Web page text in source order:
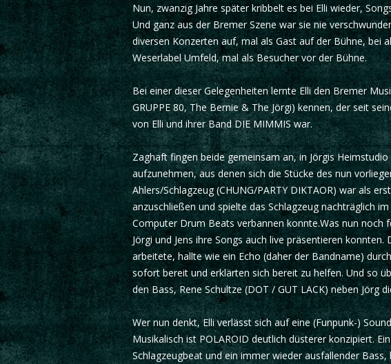
Nun, zwanzig Jahre später kribbelt es bei Elli wieder,
Und ganz aus der Bremer Szene war sie nie
diversen Konzerten auf, mal als Gast auf der Bühne, bei
Weserlabel Umfeld, mal als Besucher vor der Bühne.
Bei einer dieser Gelegenheiten lernte Elli den Bremer
GRUPPE 80, The Bernie & The Jörgi) kennen, der seit
von Elli und ihrer Band DIE MIMMIS war.
Zaghaft fingen beide gemeinsam an, in Jörgis
aufzunehmen, aus denen sich die Stücke des nun
Ahlers/Schlagzeug (CHUNG/PARTY DIKTAOR) war als
anzuschließen und spielte das Schlagzeug nachträglich
Computer Drum Beats verbannen konnte.Was nun noch
Jörgi und Jens ihre Songs auch live präsentieren konnten.
arbeitete, hallte wie ein Echo (daher der Bandname)
sofort bereit und erklärten sich bereit zu helfen. Und so
den Bass, Rene Schultze (DOT / GUT LACK) neben Jörg
Wer nun denkt, Elli verlässt sich auf eine (Funpunk-)
Musikalisch ist POLAROID deutlich düsterer konzipiert.
Schlagzeugbeat und ein immer wieder ausfallender